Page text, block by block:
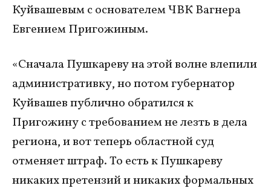
Куйвашевым с основателем ЧВК Вагнера
Евгением Пригожиным.
«Сначала Пушкареву на этой волне влепили
административку, но потом губернатор
Куйвашев публично обратился к
Пригожину с требованием не лезть в дела
региона, и вот теперь областной суд
отменяет штраф. То есть к Пушкареву
никаких претензий и никаких формальных